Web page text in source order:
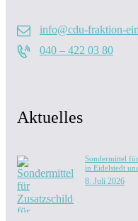
info@cdu-fraktion-
040 – 422 03 80
Aktuelles
Sondermittel
in Eidelstedt
8. Juli 2026